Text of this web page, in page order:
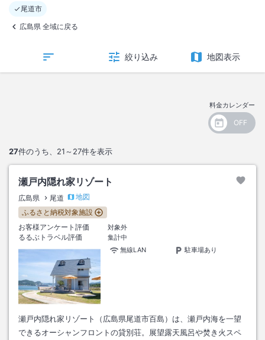
尾道市
広島県 全域に戻る
絞り込み 地図表示
料金カレンダー
27件のうち、 21～27件を表示
瀬戸内隠れ家リゾート
広島県 尾道
地図
ふるさと納税対象施設
お客様アンケート評価
対象外
るるぶトラベル評価
集計中
無線LAN
駐車場あり
瀬戸内隠れ家リゾート（広島県尾道市百島）は、瀬戸内海を一望
できるオーシャンフロントの貸別荘。展望露天風呂や焚き火スペ